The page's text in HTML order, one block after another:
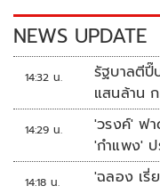
k k
NEWS UPDATE
14:32 น.
รัฐบาลตีปี๊
แสนล้าน
14:29 น.
'วรงค์' ฟา
'กำแพง'
14:18 น.
'ฉลอง เรี่